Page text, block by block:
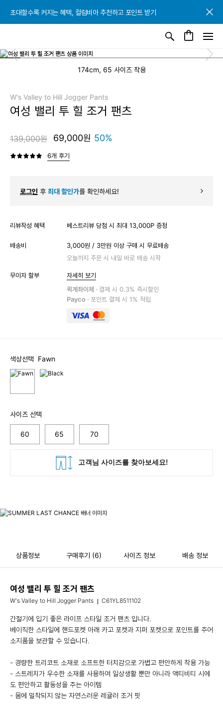
초대할수록 커지는 혜택, 컬럼비아 추천하고 포인트 받기
초대할수록 커지는 혜택, 컬럼비아 추천하고 포인트 받기
초대할수록 커지는 혜택, 컬럼비아 추천하고 포인트 받기
174cm, 65 사이즈 착용
W's Valley to Hill Jogger Pants
여성 밸리 투 힐 조거 팬츠
139,000원 69,000원 50%
6개 후기
로그인 후 최대 할인가를 확인하세요!
리뷰작성 혜택 베스트리뷰 당첨 시 최대 13,000P 증정
배송비
3,000원 / 3만원 이상 구매 시 무료배송
오늘까지 주문 시 내일 바로 배송 시작
무이자 할부
자세히 보기
퀵계좌이체 · 결제 시 0.3% 즉시할인
Payco · 포인트 결제 시 1% 적립
색상선택 Fawn
사이즈 선택
60 65 70
상품정보 구매후기 (6) 사이즈 정보 배송 정보
여성 밸리 투 힐 조거 팬츠
W's Valley to Hill Jogger Pants C61YL8511102
간절기에 입기 좋은 라이프 스타일 조거 팬츠 입니다.
베이직한 스타일에 핸드포켓 아래 카고 포켓과 지퍼 포켓으로 포인트를 주어
소지품을 보관할 수 있습니다.
- 경량한 트리코트 소재로 소프트한 터치감으로 가볍고 편안하게 착용 가능
- 스트레치가 우수한 소재를 사용하여 일상생활 뿐만 아니라 액티비티 시에
도 편안하고 활동성을 주는 아이템
- 몸에 밀착되지 않는 자연스러운 레귤러 조거 핏